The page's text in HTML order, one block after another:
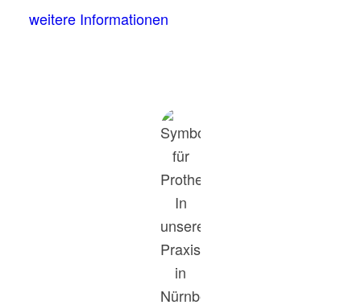
weitere Informationen